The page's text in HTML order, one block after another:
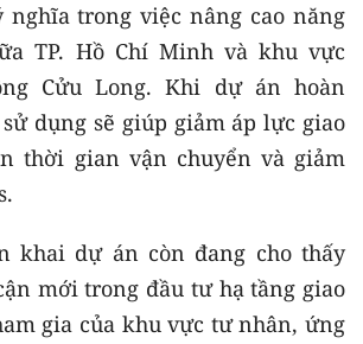
nghĩa trong việc nâng cao năng
TP. Hồ Chí Minh và khu vực
Cửu Long. Khi dự án hoàn
dụng sẽ giúp giảm áp lực giao
thời gian vận chuyển và giảm
khai dự án còn đang cho thấy
mới trong đầu tư hạ tầng giao
gia của khu vực tư nhân, ứng